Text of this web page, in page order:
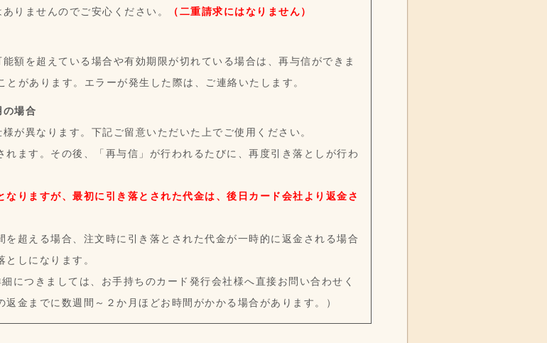
りませんのでご安心ください。
（二重請求にはなりません）
額を超えている場合や有効期限が切れている場合は、再与信ができま
があります。エラーが発生した際は、ご連絡いたします。
場合
が異なります。下記ご留意いただいた上でご使用ください。
ます。その後、「再与信」が行われるたびに、再度引き落としが行わ
りますが、最初に引き落とされた代金は、後日カード会社より返金さ
超える場合、注文時に引き落とされた代金が一時的に返金される場合
しになります。
につきましては、お手持ちのカード発行会社様へ直接お問い合わせく
金までに数週間～２か月ほどお時間がかかる場合があります。）